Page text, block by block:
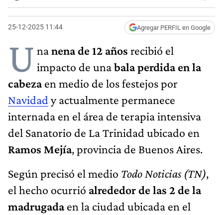
25-12-2025 11:44 Agregar PERFIL en Google
U nanena de 12 años recibió el
impacto de unabala perdidaen la
cabezaen medio de los festejos por
Navidad y actualmente permanece
internada en el área de terapia intensiva
del Sanatorio de La Trinidad ubicado en
Ramos Mejía, provincia de Buenos Aires.
Según precisó el medio Todo Noticias (TN),
el hecho ocurrió alrededor de las 2 de la
madrugadaen la ciudad ubicada en el